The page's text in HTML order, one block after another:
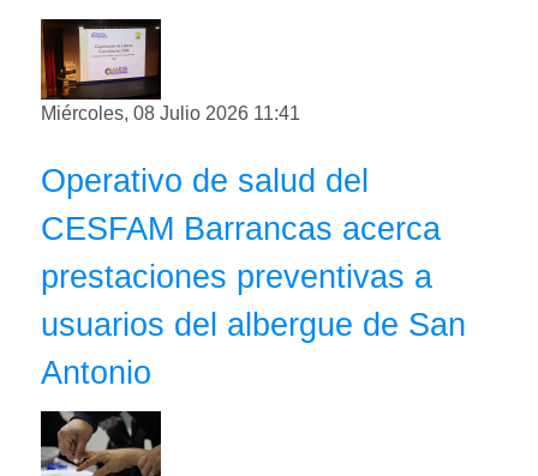
Miércoles, 08 Julio 2026 11:41
Operativo de salud del
CESFAM Barrancas acerca
prestaciones preventivas a
usuarios del albergue de San
Antonio